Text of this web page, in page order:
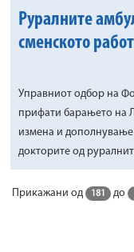
Руралните
сменското
Управниот одбор на
прифати барањето на
измена и дополнување
докторите од
Прикажани од 181 до